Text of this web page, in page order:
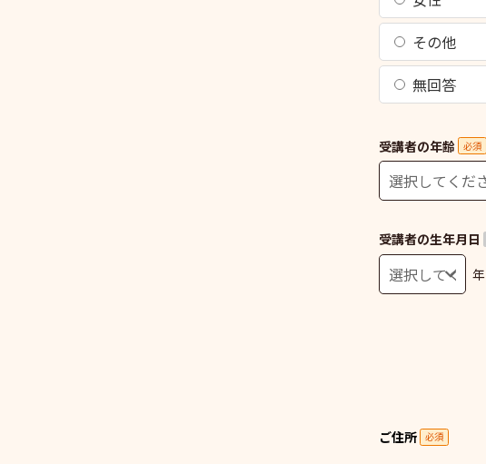
その他
無回答
受講者の年齢 必須
受講者の生年月日
年
ご住所 必須